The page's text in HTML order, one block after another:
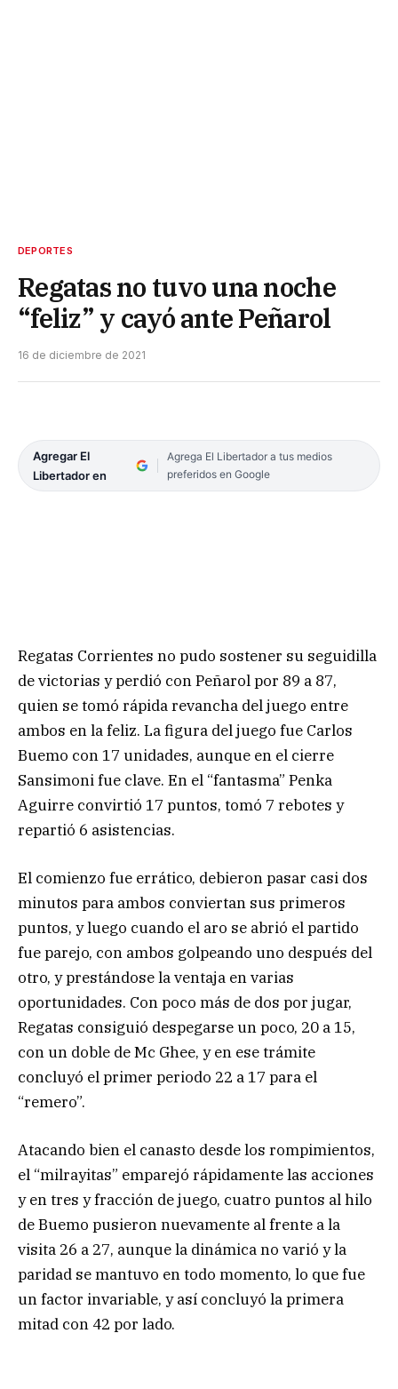
DEPORTES
Regatas no tuvo una noche
“feliz” y cayó ante Peñarol
16 de diciembre de 2021
Agregar El
Libertador en
Agrega El Libertador a tus medios
preferidos en Google
Regatas Corrientes no pudo sostener su seguidilla
de victorias y perdió con Peñarol por 89 a 87,
quien se tomó rápida revancha del juego entre
ambos en la feliz. La figura del juego fue Carlos
Buemo con 17 unidades, aunque en el cierre
Sansimoni fue clave. En el “fantasma” Penka
Aguirre convirtió 17 puntos, tomó 7 rebotes y
repartió 6 asistencias.
El comienzo fue errático, debieron pasar casi dos
minutos para ambos conviertan sus primeros
puntos, y luego cuando el aro se abrió el partido
fue parejo, con ambos golpeando uno después del
otro, y prestándose la ventaja en varias
oportunidades. Con poco más de dos por jugar,
Regatas consiguió despegarse un poco, 20 a 15,
con un doble de Mc Ghee, y en ese trámite
concluyó el primer periodo 22 a 17 para el
“remero”.
Atacando bien el canasto desde los rompimientos,
el “milrayitas” emparejó rápidamente las acciones
y en tres y fracción de juego, cuatro puntos al hilo
de Buemo pusieron nuevamente al frente a la
visita 26 a 27, aunque la dinámica no varió y la
paridad se mantuvo en todo momento, lo que fue
un factor invariable, y así concluyó la primera
mitad con 42 por lado.